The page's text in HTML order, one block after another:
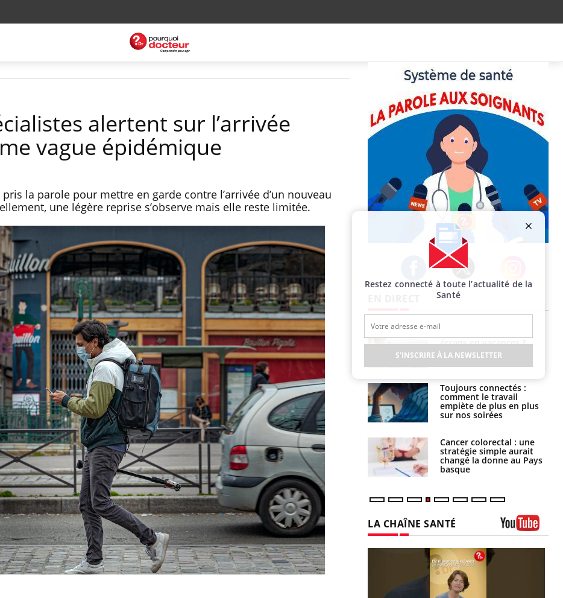
alertent sur l’arrivée
vague épidémique
la parole pour mettre en garde contre l’arrivée d’un nouveau
une légère reprise s’observe mais elle reste limitée.
Facebook Twitter Instagram
Bébés, jeunes enfants :
quelle trousse à
pharmacie pour les
vacances ?
Syndrome métabolique :
quels sont les meilleurs
exercices physiques ?
Comment éviter une otite
pendant les vacances ?
Hantavirus : un cas
détecté chez un touriste
en France
Mortalité infantile : un
rapport s’interroge sur
son taux élevé en France
Grossesse à risque : ce jus
naturel attire l'attention
des chercheurs
écrans en vacances ?
Toujours connectés :
comment le travail
empiète de plus en plus
sur nos soirées
Cancer colorectal : une
stratégie simple aurait
changé la donne au Pays
basque
LA CHAÎNE SANTÉ
Restez connecté à toute l’actualité de la
Santé
S'INSCRIRE À LA NEWSLETTER